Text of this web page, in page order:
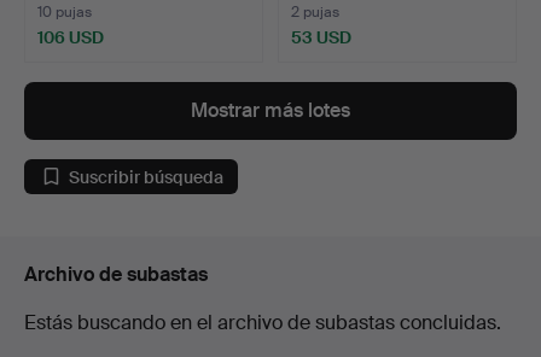
10 pujas
106 USD
2 pujas
53 USD
Mostrar más lotes
Suscribir búsqueda
Archivo de subastas
Estás buscando en el archivo de subastas concluidas.